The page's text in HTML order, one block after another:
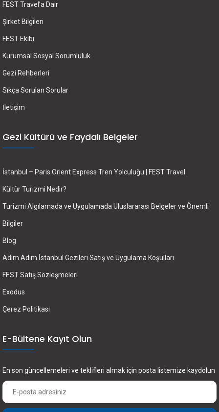
FEST Travel’a Dair
Şirket Bilgileri
FEST Ekibi
Kurumsal Sosyal Sorumluluk
Gezi Rehberleri
Sıkça Sorulan Sorular
İletişim
Gezi Kültürü ve Faydalı Belgeler
İstanbul – Paris Orient Express Tren Yolculuğu | FEST Travel
Kültür Turizmi Nedir?
Turizmi Algılamada ve Uygulamada Uluslararası Belgeler ve Önemli
Bilgiler
Blog
Adım Adım İstanbul Gezileri Satış ve Uygulama Koşulları
FEST Satış Sözleşmeleri
Exodus
Çerez Politikası
E-Bültene Kayıt Olun
En son güncellemeleri ve teklifleri almak için posta listemize kaydolun